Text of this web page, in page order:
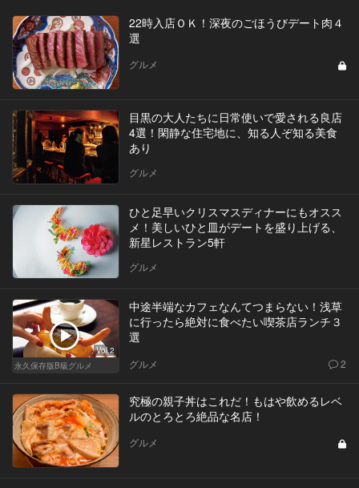
22時入店ＯＫ！深夜のごほうびデート肉４
選
グルメ
目黒の大人たちに日常使いで愛される良店
4選！閑静な住宅地に、知る人ぞ知る美食
あり
グルメ
ひと足早いクリスマスディナーにもオスス
メ！美しいひと皿がデートを盛り上げる、
新星レストラン5軒
グルメ
Vol.2
永久保存版B級グルメ
中途半端なカフェなんてつまらない！浅草
に行ったら絶対に食べたい喫茶店ランチ３
選
グルメ 2
究極の親子丼はこれだ！もはや飲めるレベ
ルのとろとろ絶品な名店！
グルメ